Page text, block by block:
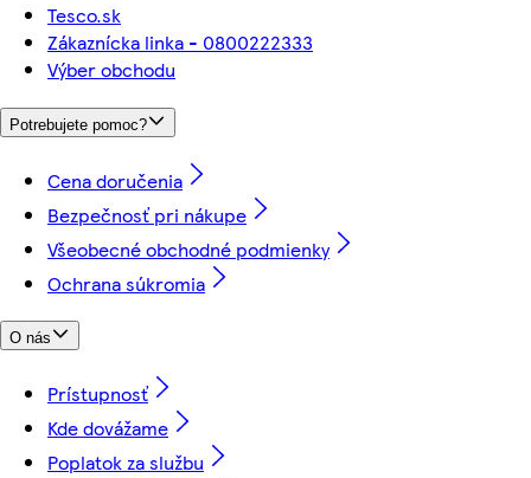
Tesco.sk
Zákaznícka linka - 0800222333
Výber obchodu
Potrebujete pomoc?
Cena doručenia
Bezpečnosť pri nákupe
Všeobecné obchodné podmienky
Ochrana súkromia
O nás
Prístupnosť
Kde dovážame
Poplatok za službu